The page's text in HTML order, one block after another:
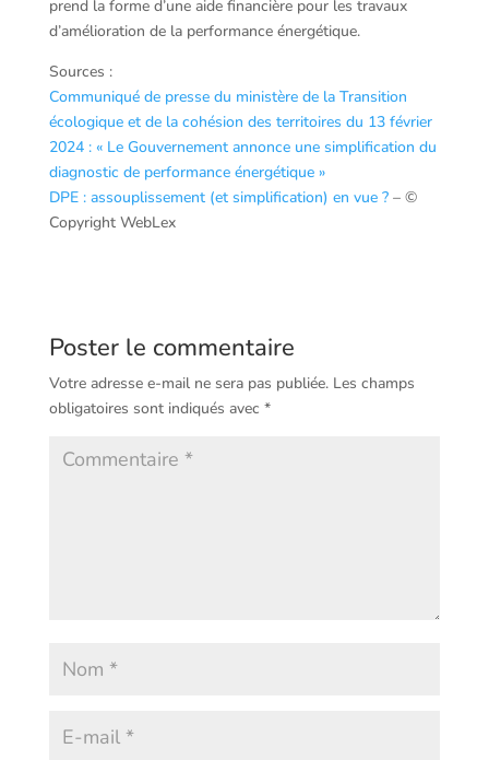
prend la forme d’une aide financière pour les travaux
d’amélioration de la performance énergétique.
Sources :
Communiqué de presse du ministère de la Transition
écologique et de la cohésion des territoires du 13 février
2024 : « Le Gouvernement annonce une simplification du
diagnostic de performance énergétique »
DPE : assouplissement (et simplification) en vue ?– ©
Copyright WebLex
Poster le commentaire
Votre adresse e-mail ne sera pas publiée. Les champs
obligatoires sont indiqués avec *